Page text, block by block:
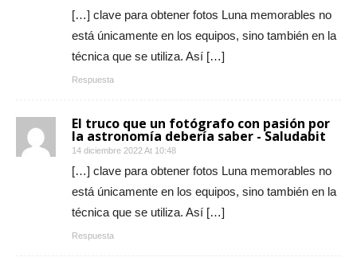
[…] clave para obtener fotos Luna memorables no
está únicamente en los equipos, sino también en la
técnica que se utiliza. Así […]
Respuesta
El truco que un fotógrafo con pasión por
la astronomía debería saber - Saludabit
14 diciembre 2022 At 10:48
[…] clave para obtener fotos Luna memorables no
está únicamente en los equipos, sino también en la
técnica que se utiliza. Así […]
Respuesta